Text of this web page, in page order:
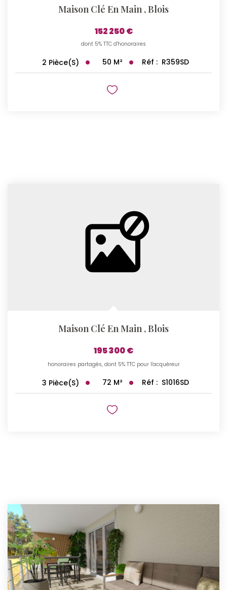
Maison Clé En Main ,Blois
152 250 €
dont 5% TTC d'honoraires
2 Pièce(s) 50 M² Réf : R359SD
Maison Clé En Main ,Blois
195 300 €
honoraires partagés, dont 5% TTC pour l'acquéreur
3 Pièce(s) 72 M² Réf : S1016SD